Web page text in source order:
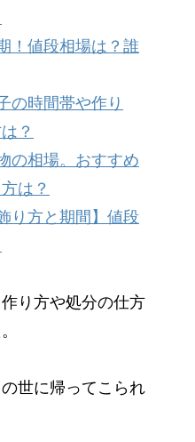
！値段相場は？誰
の時間帯や作り
？
の相場。おすすめ
は？
り方と期間】値段
り方や処分の仕方
世に帰ってこられ